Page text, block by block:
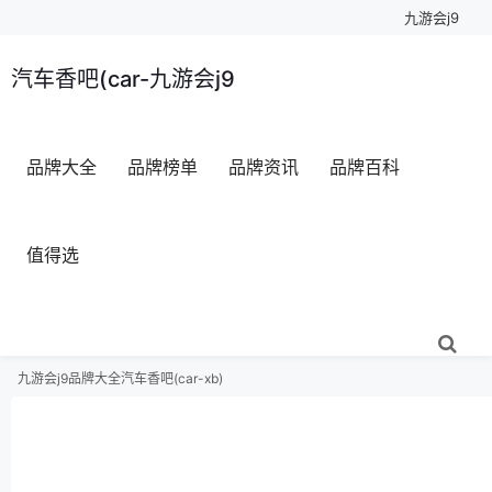
九游会j9
汽车香吧(car-九游会j9
品牌大全 品牌榜单 品牌资讯 品牌百科
值得选
九游会j9品牌大全汽车香吧(car-xb)